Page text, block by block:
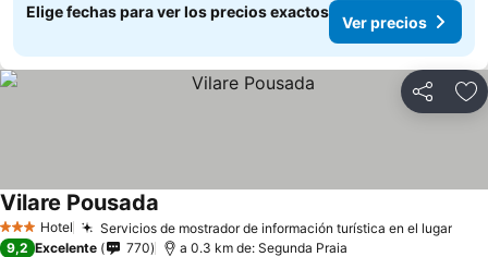
Elige fechas para ver los precios exactos
Ver precios
Compartir
3 Estrellas
Hotel Servicios de mostrador de información turística en el lugar
Vilare Pousada
9,2 Excelente 770 a 0.3 km de: Segunda Praia